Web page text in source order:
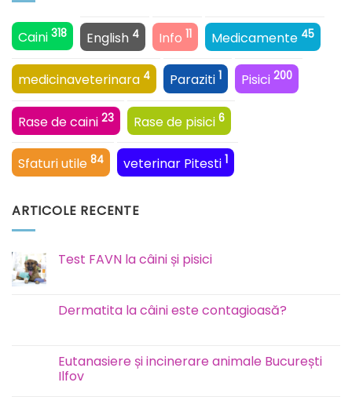
Caini 318 English 4 Info 11 Medicamente 45
medicinaveterinara 4 Paraziti 1 Pisici 200
Rase de caini 23 Rase de pisici 6
Sfaturi utile 84 veterinar Pitesti 1
ARTICOLE RECENTE
Test FAVN la câini și pisici
Test
FAVN
pisici
Dermatita la câini este contagioasă?
Dermatita
la
câini
Eutanasiere și incinerare animale București
Ilfov